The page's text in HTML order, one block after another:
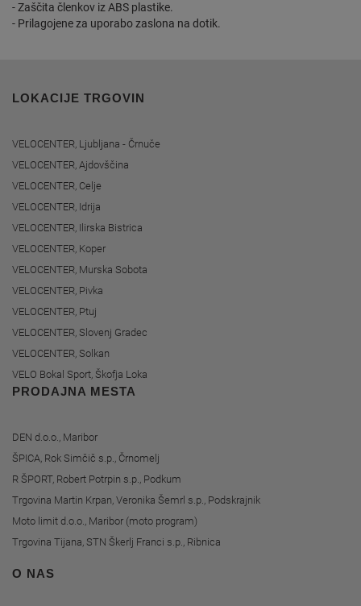
- Zaščita členkov iz ABS plastike.
- Prilagojene za uporabo zaslona na dotik.
LOKACIJE TRGOVIN
VELOCENTER, Ljubljana - Črnuče
VELOCENTER, Ajdovščina
VELOCENTER, Celje
VELOCENTER, Idrija
VELOCENTER, Ilirska Bistrica
VELOCENTER, Koper
VELOCENTER, Murska Sobota
VELOCENTER, Pivka
VELOCENTER, Ptuj
VELOCENTER, Slovenj Gradec
VELOCENTER, Solkan
VELO Bokal Sport, Škofja Loka
PRODAJNA MESTA
DEN d.o.o., Maribor
ŠPICA, Rok Simčič s.p., Črnomelj
R ŠPORT, Robert Potrpin s.p., Podkum
Trgovina Martin Krpan, Veronika Šemrl s.p., Podskrajnik
Moto limit d.o.o., Maribor (moto program)
Trgovina Tijana, STN Škerlj Franci s.p., Ribnica
O NAS